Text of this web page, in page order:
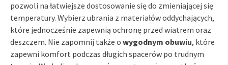
pozwoli na łatwiejsze dostosowanie się do zmieniającej się
temperatury. Wybierz ubrania z materiałów oddychających,
które jednocześnie zapewnią ochronę przed wiatrem oraz
deszczem. Nie zapomnij także o wygodnym obuwiu, które
zapewni komfort podczas długich spacerów po trudnym